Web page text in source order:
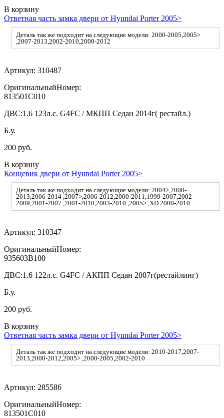
В корзину
Ответная часть замка двери от Hyundai Porter 2005>
Деталь так же подходит на следующие модели: 2000-2005,2005>
,2007-2013,2002-2010,2000-2012
Артикул: 310487
ОригинальныйНомер:
813501C010
ДВС:1.6 123л.с. G4FC / МКПП Седан 2014г( рестайл.)
Б.у.
200 руб.
В корзину
Концевик двери от Hyundai Porter 2005>
Деталь так же подходит на следующие модели: 2004>,2008-
2013,2006-2014 ,2007>,2006-2012,2000-2011,1999-2007,2002-
2009,2001-2007 ,2001-2010,2003-2010 ,2005> ,XD 2000-2010
Артикул: 310347
ОригинальныйНомер:
935603B100
ДВС:1.6 122л.с. G4FC / АКПП Седан 2007г(рестайлинг)
Б.у.
200 руб.
В корзину
Ответная часть замка двери от Hyundai Porter 2005>
Деталь так же подходит на следующие модели: 2010-2017,2007-
2013,2000-2012,2005> ,2000-2005,2002-2010
Артикул: 285586
ОригинальныйНомер:
813501C010